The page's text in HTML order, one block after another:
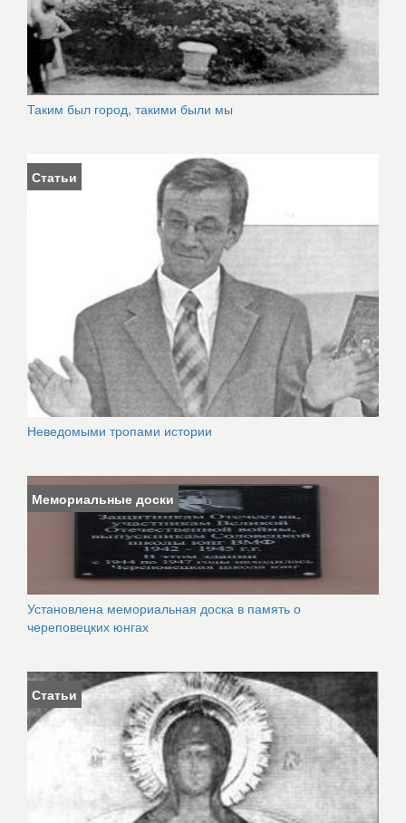
Таким был город, такими были мы
Статьи
Неведомыми тропами истории
Мемориальные доски
Установлена мемориальная доска в память о
череповецких юнгах
Статьи